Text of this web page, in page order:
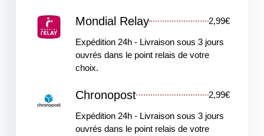
Mondial Relay 2,99€
Expédition 24h - Livraison sous 3 jours
ouvrés dans le point relais de votre
choix.
Chronopost 2,99€
Expédition 24h - Livraison sous 3 jours
ouvrés dans le point relais de votre